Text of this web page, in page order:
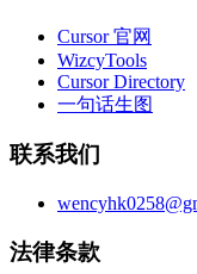
Cursor 官网
WizcyTools
Cursor Directory
一句话生图
联系我们
法律条款